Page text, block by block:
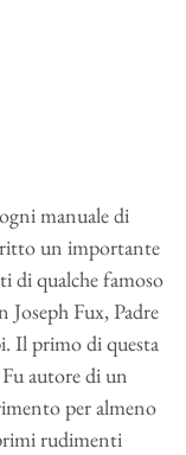
manuale di
un importante
di qualche famoso
Fux, Padre
Il primo di questa
autore di un
per almeno
rudimenti